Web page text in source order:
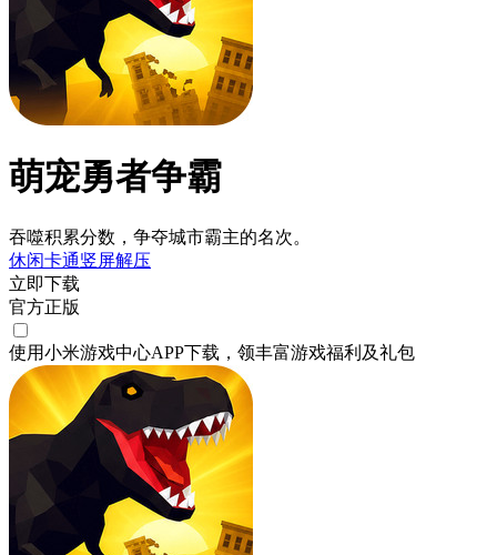
萌宠勇者争霸
吞噬积累分数，争夺城市霸主的名次。
休闲卡通竖屏解压
立即下载
官方正版
使用小米游戏中心APP下载 ，领丰富游戏福利 及礼包